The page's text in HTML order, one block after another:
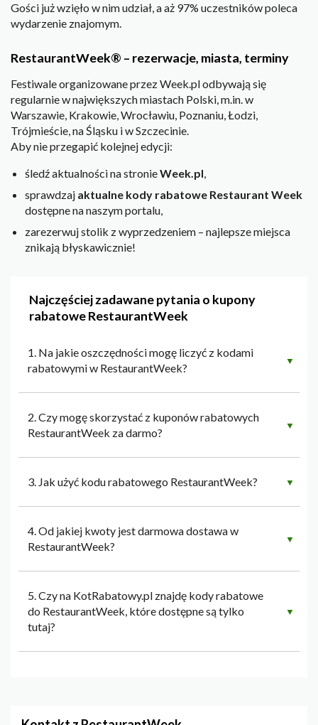
Gości już wzięło w nim udział, a aż 97% uczestników poleca
wydarzenie znajomym.
RestaurantWeek® – rezerwacje, miasta, terminy
Festiwale organizowane przez Week.pl odbywają się
regularnie w największych miastach Polski, m.in. w
Warszawie, Krakowie, Wrocławiu, Poznaniu, Łodzi,
Trójmieście, na Śląsku i w Szczecinie.
Aby nie przegapić kolejnej edycji:
śledź aktualności na stronieWeek.pl
sprawdzaj aktualne kody rabatowe Restaurant Week
dostępne na naszym portalu,
zarezerwuj stolik z wyprzedzeniem – najlepsze miejsca
znikają błyskawicznie!
Najczęściej zadawane pytania o kupony
rabatowe RestaurantWeek
1. Na jakie oszczędności mogę liczyć z kodami
rabatowymi w RestaurantWeek?
▼
2. Czy mogę skorzystać z kuponów rabatowych
RestaurantWeek za darmo?
▼
3. Jak użyć kodu rabatowego RestaurantWeek? ▼
4. Od jakiej kwoty jest darmowa dostawa w
RestaurantWeek?
▼
5. Czy na KotRabatowy.pl znajdę kody rabatowe
do RestaurantWeek, które dostępne są tylko
tutaj?
▼